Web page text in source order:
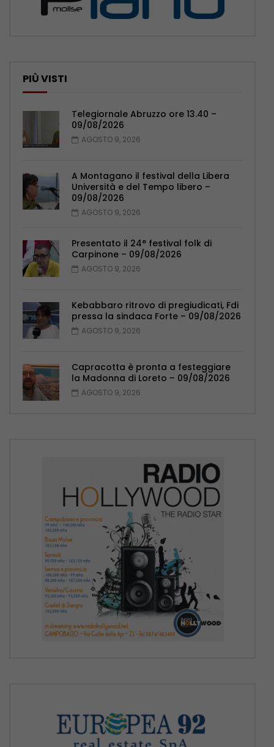
PIÙ VISTI
Telegiornale Abruzzo ore 13.40 –
09/08/2026
AGOSTO 9, 2026
A Montagano il festival della Libera
Università e del Tempo libero –
09/08/2026
AGOSTO 9, 2026
Presentato il 24° festival folk di
Carpinone – 09/08/2026
AGOSTO 9, 2026
Kebabbaro ritrovo di pregiudicati, Fdi
pressa la sindaca Forte – 09/08/2026
AGOSTO 9, 2026
Capracotta è pronta a festeggiare
la Madonna di Loreto – 09/08/2026
AGOSTO 9, 2026